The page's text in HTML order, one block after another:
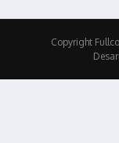
Copyright